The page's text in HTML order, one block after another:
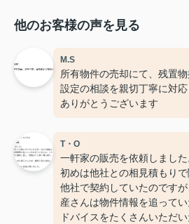
他のお客様の声を見る
M.S
所有物件の売却にて、残置
設定の相談を親切丁寧に対応
ありがとうございます
T・O
一軒家の販売を依頼しました
初めは他社との相見積もりで
他社で契約していたのです
産さんは物件情報を追って
ドバイスをたくさんいただ